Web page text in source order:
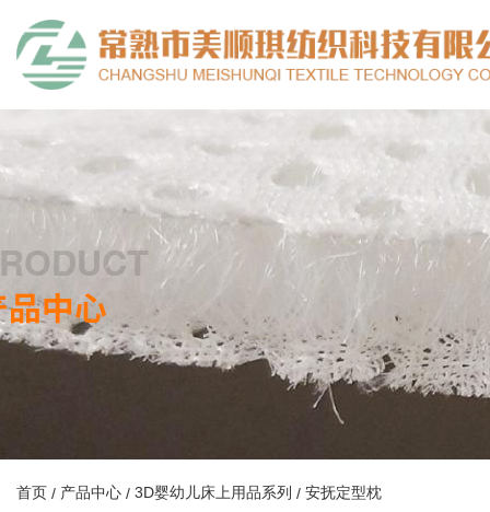
首页 / 产品中心 / 3D婴幼儿床上用品系列 / 安抚定型枕